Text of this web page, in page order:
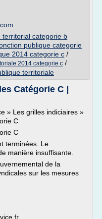
territorial categorie b
publique categorie
2014 categorie c /
2014 categorie c /
territoriale
Catégorie C |
» Les grilles indiciaires »
C
C
terminées. Le
manière insuffisante.
de la
sur les mesures